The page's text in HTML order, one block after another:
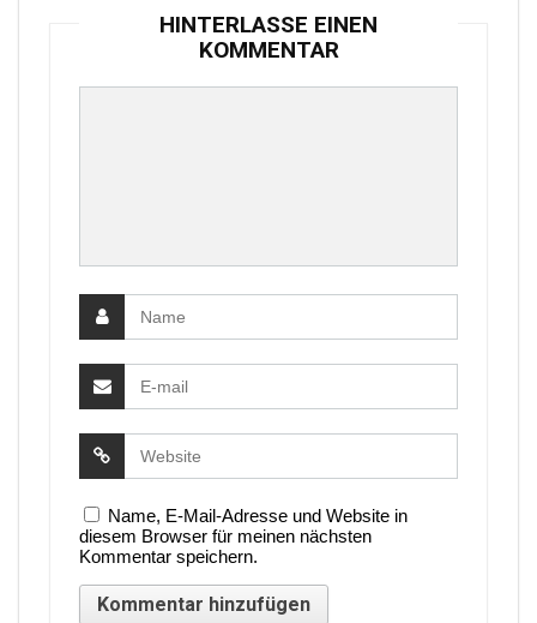
HINTERLASSE EINEN
KOMMENTAR
Name, E-Mail-Adresse und Website in
diesem Browser für meinen nächsten
Kommentar speichern.